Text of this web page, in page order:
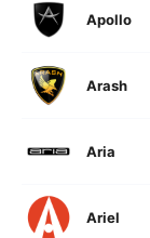
Apollo
Arash
Aria
Ariel